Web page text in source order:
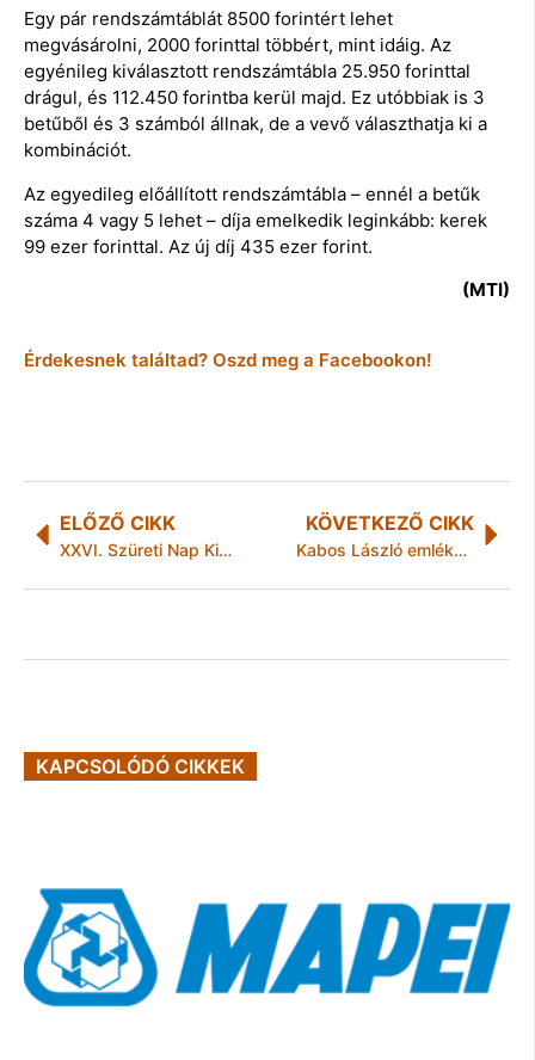
Egy pár rendszámtáblát 8500 forintért lehet
megvásárolni, 2000 forinttal többért, mint idáig. Az
egyénileg kiválasztott rendszámtábla 25.950 forinttal
drágul, és 112.450 forintba kerül majd. Ez utóbbiak is 3
betűből és 3 számból állnak, de a vevő választhatja ki a
kombinációt.
Az egyedileg előállított rendszámtábla – ennél a betűk
száma 4 vagy 5 lehet – díja emelkedik leginkább: kerek
99 ezer forinttal. Az új díj 435 ezer forint.
(MTI)
Érdekesnek találtad? Oszd meg a Facebookon!
ELŐZŐ CIKK
XXVI. Szüreti Nap Kisgyőrben
KÖVETKEZŐ CIKK
Kabos László emlékére táblát avattak Budapesten
KAPCSOLÓDÓ CIKKEK